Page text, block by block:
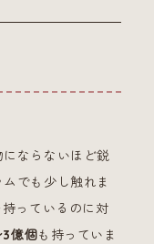
ならないほど鋭
でも少し触れま
っているのに対
億個も持っていま